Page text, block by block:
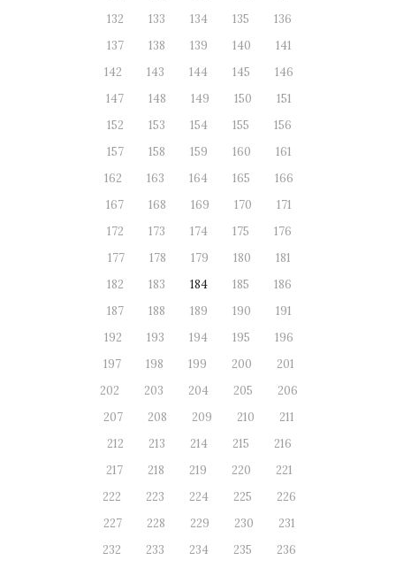
132
133 134 135
136
137
138 139 140
141
142
143 144 145
146
147
148 149 150
151
152
153 154 155
156
157
158 159 160
161
162
163 164 165
166
167
168 169 170
171
172
173 174 175
176
177
178 179 180
181
182
183 184 185
186
187
188 189 190
191
192
193 194 195
196
197
198 199 200
201
202
203 204 205
206
207
208 209 210
211
212
213 214 215
216
217
218 219 220
221
222
223 224 225
226
227
228 229 230
231
232
233 234 235
236